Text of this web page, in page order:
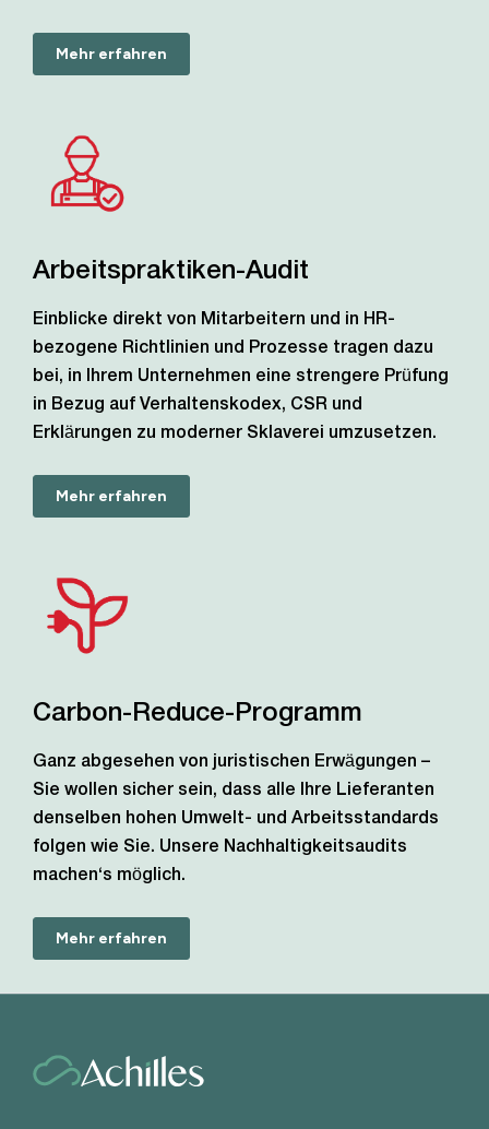
Mehr erfahren
Arbeitspraktiken-Audit
Einblicke direkt von Mitarbeitern und in HR-
bezogene Richtlinien und Prozesse tragen dazu
bei, in Ihrem Unternehmen eine strengere Prüfung
in Bezug auf Verhaltenskodex, CSR und
Erklärungen zu moderner Sklaverei umzusetzen.
Mehr erfahren
Carbon-Reduce-Programm
Ganz abgesehen von juristischen Erwägungen –
Sie wollen sicher sein, dass alle Ihre Lieferanten
denselben hohen Umwelt- und Arbeitsstandards
folgen wie Sie. Unsere Nachhaltigkeitsaudits
machen‘s möglich.
Mehr erfahren